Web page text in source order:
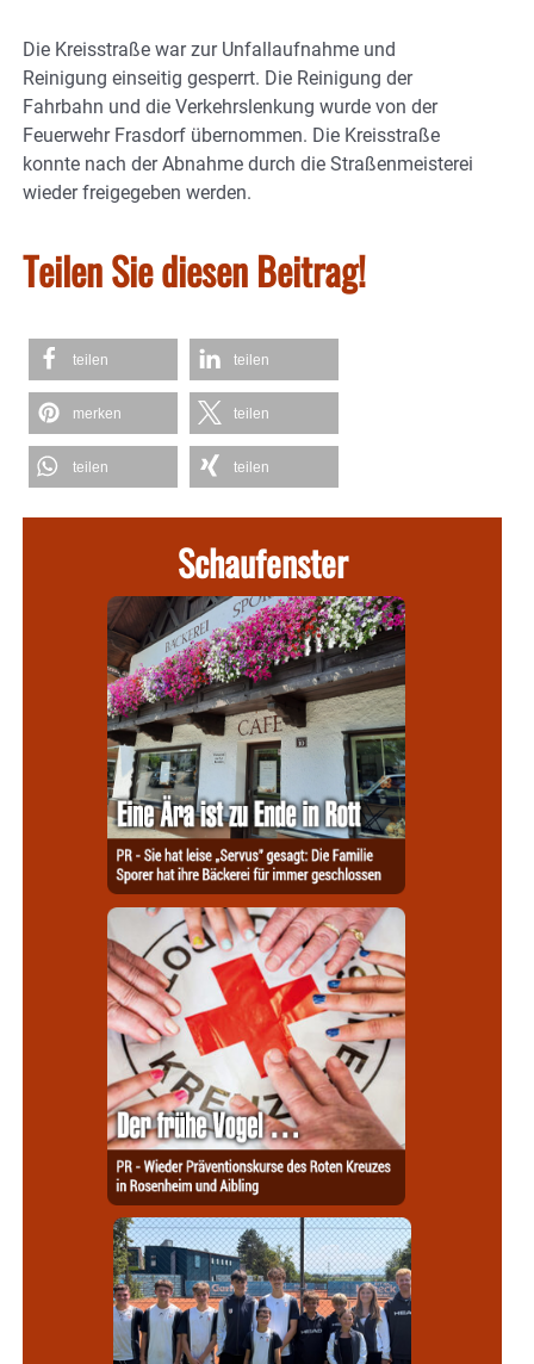
Die Kreisstraße war zur Unfallaufnahme und
Reinigung einseitig gesperrt. Die Reinigung der
Fahrbahn und die Verkehrslenkung wurde von der
Feuerwehr Frasdorf übernommen. Die Kreisstraße
konnte nach der Abnahme durch die Straßenmeisterei
wieder freigegeben werden.
Teilen Sie diesen Beitrag!
teilen teilen
merken teilen
teilen teilen
Schaufenster